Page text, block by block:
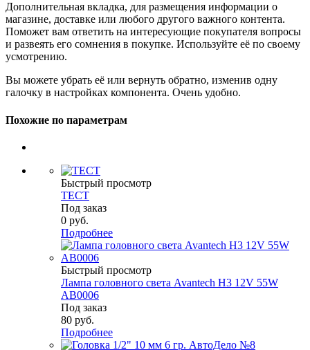
Дополнительная вкладка, для размещения информации о
магазине, доставке или любого другого важного контента.
Поможет вам ответить на интересующие покупателя вопросы
и развеять его сомнения в покупке. Используйте её по своему
усмотрению.
Вы можете убрать её или вернуть обратно, изменив одну
галочку в настройках компонента. Очень удобно.
Похожие по параметрам
Быстрый просмотр
ТЕСТ
Под заказ
0 руб.
Подробнее
Быстрый просмотр
Лампа головного света Avantech H3 12V 55W
AB0006
Под заказ
80 руб.
Подробнее